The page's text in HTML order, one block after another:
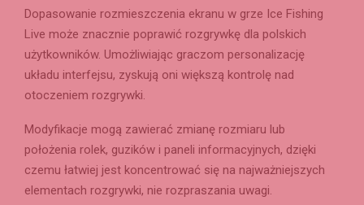
Dopasowanie rozmieszczenia ekranu w grze Ice Fishing
Live może znacznie poprawić rozgrywkę dla polskich
użytkowników. Umożliwiając graczom personalizację
układu interfejsu, zyskują oni większą kontrolę nad
otoczeniem rozgrywki.
Modyfikacje mogą zawierać zmianę rozmiaru lub
położenia rolek, guzików i paneli informacyjnych, dzięki
czemu łatwiej jest koncentrować się na najważniejszych
elementach rozgrywki, nie rozpraszania uwagi.